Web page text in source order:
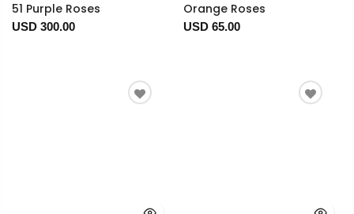
51 Purple Roses
USD 300.00
Orange Roses
USD 65.00